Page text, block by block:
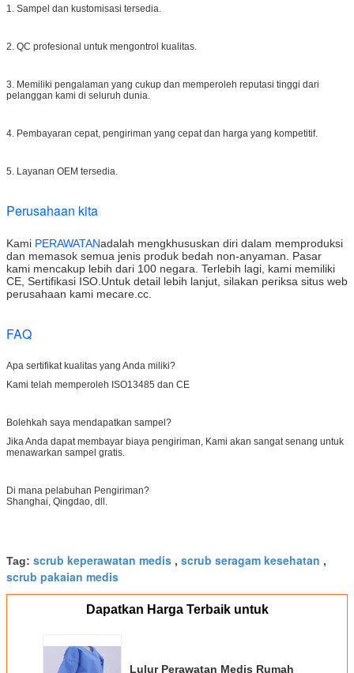
1. Sampel dan kustomisasi tersedia.
2. QC profesional untuk mengontrol kualitas.
3. Memiliki pengalaman yang cukup dan memperoleh reputasi tinggi dari
pelanggan kami di seluruh dunia.
4. Pembayaran cepat, pengiriman yang cepat dan harga yang kompetitif.
5. Layanan OEM tersedia.
Perusahaan kita
Kami PERAWATANadalah mengkhususkan diri dalam memproduksi
dan memasok semua jenis produk bedah non-anyaman. Pasar
kami mencakup lebih dari 100 negara. Terlebih lagi, kami memiliki
CE, Sertifikasi ISO. Untuk detail lebih lanjut, silakan periksa situs web
perusahaan kami mecare.cc
FAQ
Apa sertifikat kualitas yang Anda miliki?
Kami telah memperoleh ISO13485 dan CE
Bolehkah saya mendapatkan sampel?
Jika Anda dapat membayar biaya pengiriman, Kami akan sangat senang untuk
menawarkan sampel gratis.
Di mana pelabuhan Pengiriman?
Shanghai, Qingdao, dll.
Tag: scrub keperawatan medis , scrub seragam kesehatan ,
scrub pakaian medis
Dapatkan Harga Terbaik untuk
Lulur Perawatan Medis Rumah